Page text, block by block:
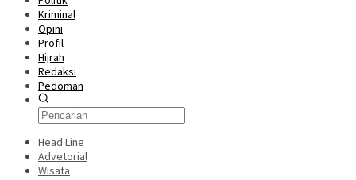
Kriminal
Opini
Profil
Hijrah
Redaksi
Pedoman
Head Line
Advetorial
Wisata